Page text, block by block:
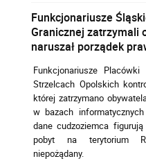
Funkcjonariusze
Granicznej zatrzymali
naruszał porządek
Funkcjonariusze
Strzelcach Opolskich
której zatrzymano
w bazach
dane cudzoziemca
pobyt na terytorium
niepożądany.